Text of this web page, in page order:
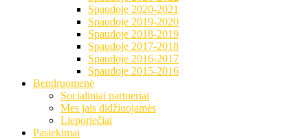
Spaudoje 2020-2021
Spaudoje 2019-2020
Spaudoje 2018-2019
Spaudoje 2017-2018
Spaudoje 2016-2017
Spaudoje 2015-2016
Bendruomenė
Socialiniai partneriai
Mes jais didžiuojamės
Lieporiečiai
Pasiekimai